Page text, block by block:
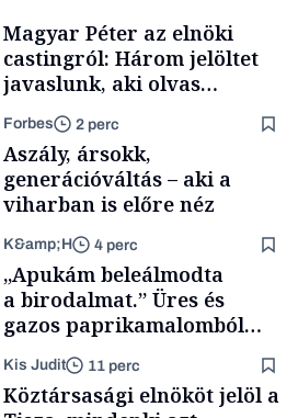
Magyar Péter az elnöki
castingról: Három jelöltet
javaslunk, aki olvas
híreket, nem fog
meglepődni
Forbes 2 perc
Aszály, ársokk,
generációváltás – aki a
viharban is előre néz
K&amp;H 4 perc
„Apukám beleálmodta
a birodalmat.” Üres és
gazos paprikamalomból
lett az igazi családi
fűszersztori
Kis Judit 11 perc
Köztársasági elnököt jelöl a